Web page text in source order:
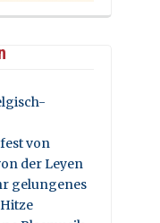
von
der Leyen
gelungenes